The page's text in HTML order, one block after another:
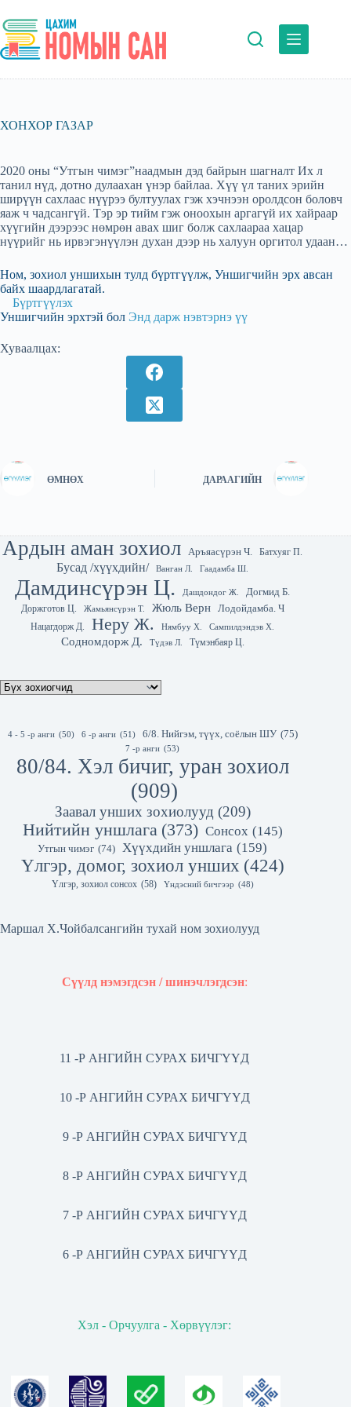
to
content
ХОНХОР ГАЗАР
2020 оны “Утгын чимэг”наадмын дэд байрын шагналт Их л
танил нүд, дотно дулаахан үнэр байлаа. Хүү үл таних эрийн
ширүүн сахлаас нүүрээ бултуулах гэж хэчнээн оролдсон боловч
яаж ч чадсангүй. Тэр эр тийм гэж оноохын аргагүй их хайраар
хүүгийн дээрээс нөмрөн авах шиг болж сахлаараа хацар
нүүрийг нь ирвэгэнүүлэн духан дээр нь халуун оргитол удаан…
Ном, зохиол уншихын тулд бүртгүүлж, Уншигчийн эрх авсан
байх шаардлагатай.
Бүртгүүлэх
Уншигчийн эрхтэй бол Энд дарж нэвтэрнэ үү
Хуваалцах:
ӨМНӨХ ДАРААГИЙН
Ардын аман зохиол Аръяасүрэн Ч. Батхуяг П.
Бусад /хүүхдийн/ Ванган Л. Гаадамба Ш.
Дамдинсүрэн Ц. Дашдондог Ж.
Догмид Б.
Доржготов Ц.
Жамьянсүрэн Т. Жюль Верн Лодойдамба. Ч
Нацагдорж Д. Неру Ж. Нямбуу Х. Сампилдэндэв Х.
Содномдорж Д. Түдэв Л. Түмэнбаяр Ц.
4 - 5 -р анги (50) 6 -р анги (51) 6/8. Нийгэм, түүх, соёлын ШУ (75)
7 -р анги (53)
80/84. Хэл бичиг, уран зохиол
(909)
Заавал унших зохиолууд (209)
Нийтийн уншлага (373) Сонсох (145)
Утгын чимэг (74) Хүүхдийн уншлага (159)
Үлгэр, домог, зохиол унших (424)
Үлгэр, зохиол сонсох (58) Үндэсний бичгээр (48)
Маршал Х.Чойбалсангийн тухай ном зохиолууд
Сүүлд нэмэгдсэн / шинэчлэгдсэн:
11 -Р АНГИЙН СУРАХ БИЧГҮҮД
10 -Р АНГИЙН СУРАХ БИЧГҮҮД
9 -Р АНГИЙН СУРАХ БИЧГҮҮД
8 -Р АНГИЙН СУРАХ БИЧГҮҮД
7 -Р АНГИЙН СУРАХ БИЧГҮҮД
6 -Р АНГИЙН СУРАХ БИЧГҮҮД
Хэл - Орчуулга - Хөрвүүлэг: